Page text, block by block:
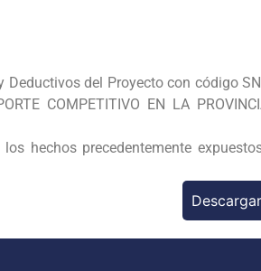
del Proyecto con código
COMPETITIVO EN LA
los hechos precedentemente
Descargar